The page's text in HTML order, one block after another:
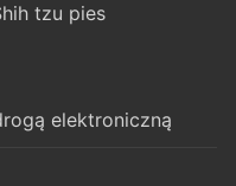
tzu pies
elektroniczną